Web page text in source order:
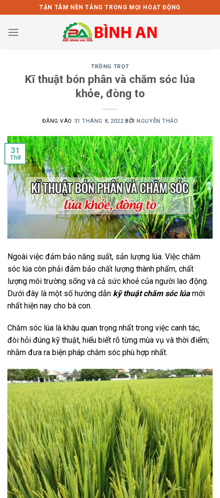
qua
nội
TẬN TÂM NỀN TẢNG TRONG MỌI HOẠT ĐỘNG
TRỒNG TRỌT
Kĩ thuật bón phân và chăm sóc lúa
khỏe, đòng to
ĐĂNG VÀO 31 THÁNG 8, 2022 BỞI NGUYỄN THẢO
31
Th8
Ngoài việc đảm bảo năng suất, sản lượng lúa. Việc chăm
sóc lúa còn phải đảm bảo chất lượng thành phẩm, chất
lượng môi trường sống và cả sức khoẻ của người lao động.
Dưới đây là một số hướng dẫn kỹ thuật chăm sóc lúamới
nhất hiện nay cho bà con.
Chăm sóc lúa là khâu quan trọng nhất trong việc canh tác,
đòi hỏi đúng kỹ thuật, hiểu biết rõ từng mùa vụ và thời điểm;
nhằm đưa ra biện pháp chăm sóc phù hợp nhất.